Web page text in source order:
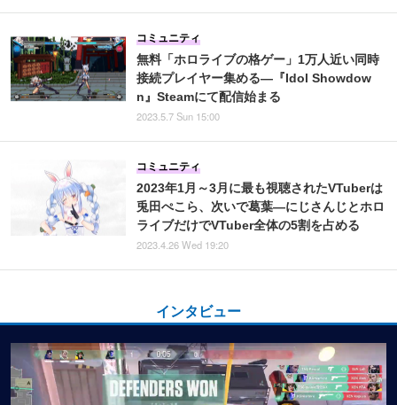
無料「ホロライブの格ゲー」1万人近い同時
接続プレイヤー集める―『Idol Showdow
n』Steamにて配信始まる
コミュニティ
2023.5.7 Sun 15:00
2023年1月～3月に最も視聴されたVTuberは
兎田ぺこら、次いで葛葉―にじさんじとホロ
ライブだけでVTuber全体の5割を占める
コミュニティ
2023.4.26 Wed 19:20
インタビュー